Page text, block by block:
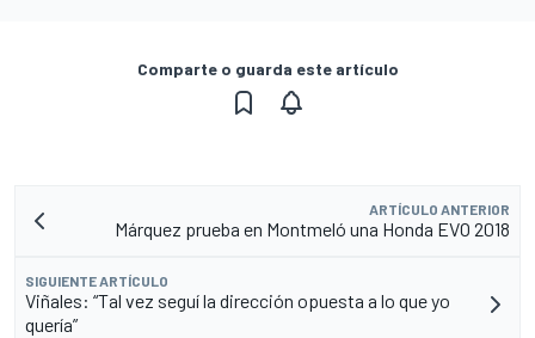
Comparte o guarda este artículo
ARTÍCULO ANTERIOR
Márquez prueba en Montmeló una Honda EVO 2018
SIGUIENTE ARTÍCULO
Viñales: “Tal vez seguí la dirección opuesta a lo que yo
quería”